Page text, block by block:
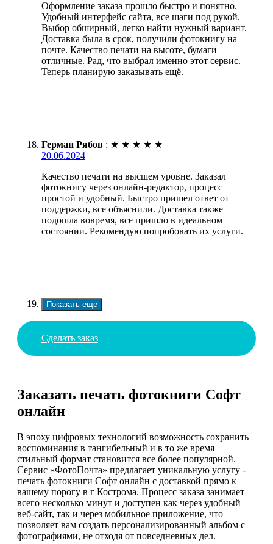
Оформление заказа прошло быстро и понятно.
Удобный интерфейс сайта, все шаги под рукой.
Выбор обширный, легко найти нужный вариант.
Доставка была в срок, получили фотокнигу на
почте. Качество печати на высоте, бумаги
отличные. Рад, что выбрал именно этот сервис.
Теперь планирую заказывать ещё.
Герман Рябов : ★ ★ ★ ★ ★
20.06.2024
Качество печати на высшем уровне. Заказал
фотокнигу через онлайн-редактор, процесс
простой и удобный. Быстро пришел ответ от
поддержки, все объяснили. Доставка также
подошла вовремя, все пришло в идеальном
состоянии. Рекомендую попробовать их услуги.
Показать еще
Сделать заказ
Заказать печать фотокниги Софт
онлайн
В эпоху цифровых технологий возможность сохранить
воспоминания в тангибельный и в то же время
стильный формат становится все более популярной.
Сервис «ФотоПочта» предлагает уникальную услугу -
печать фотокниги Софт онлайн с доставкой прямо к
вашему порогу в г Кострома. Процесс заказа занимает
всего несколько минут и доступен как через удобный
веб-сайт, так и через мобильное приложение, что
позволяет вам создать персонализированный альбом с
фотографиями, не отходя от повседневных дел.